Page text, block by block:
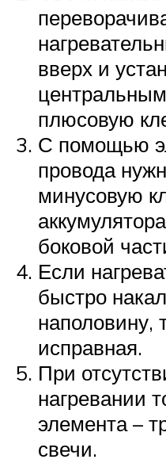
вверх и
плюсовую
С помощью
провода
минусовую
боковой
Если
быстро
наполовину,
исправная.
При
нагревании
элемента –
свечи.